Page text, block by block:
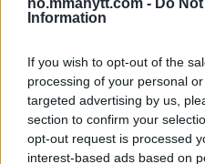
Information
If you wish to opt-out of the
processing of your personal
targeted advertising by us,
section to confirm your
opt-out request is processed
interest-based ads based on
EKSKLUSIVT INTERVJU:
DARREN TILL MENER HAN
MEN FORVENTER KAOS MOT